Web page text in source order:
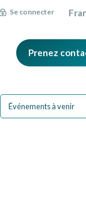
Se connecter
Prenez
Événements à venir